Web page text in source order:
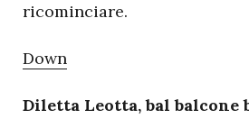
ricominciare.
Down
Diletta Leotta, bal balcone